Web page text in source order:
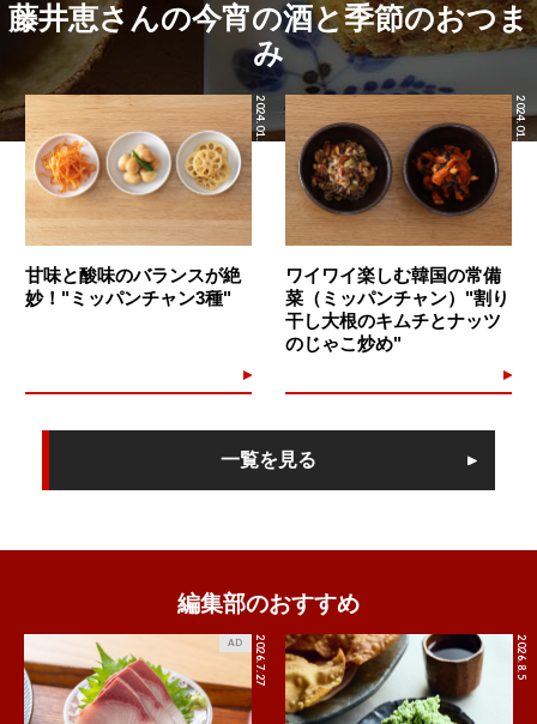
藤井恵さんの今宵の酒と季節のおつま
み
2024.01.26
甘味と酸味のバランスが絶
妙！"ミッパンチャン3種"
2024.01.25
ワイワイ楽しむ韓国の常備
菜（ミッパンチャン）"割り
干し大根のキムチとナッツ
のじゃこ炒め"
一覧を見る
編集部のおすすめ
2026.7.27
AD 2026.8.5